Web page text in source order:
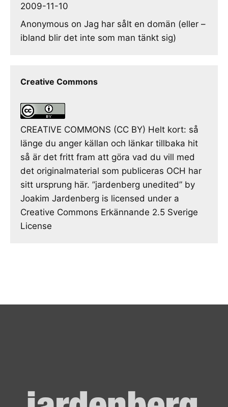
2009-11-10
Anonymous on Jag har sålt en domän (eller –
ibland blir det inte som man tänkt sig)
Creative Commons
CREATIVE COMMONS (CC BY) Helt kort: så
länge du anger källan och länkar tillbaka hit
så är det fritt fram att göra vad du vill med
det originalmaterial som publiceras OCH har
sitt ursprung här. ”jardenberg unedited” by
Joakim Jardenberg is licensed under a
Creative Commons Erkännande 2.5 Sverige
License